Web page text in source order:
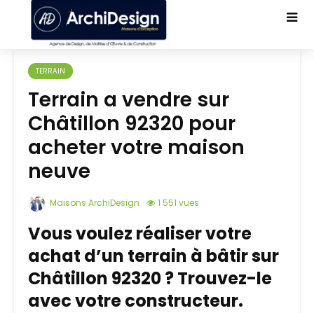
TERRAIN
Terrain a vendre sur
Châtillon 92320 pour
acheter votre maison
neuve
Maisons ArchiDesign 1 551 vues
Vous voulez réaliser votre
achat d’un terrain à bâtir sur
Châtillon 92320 ? Trouvez-le
avec votre constructeur.